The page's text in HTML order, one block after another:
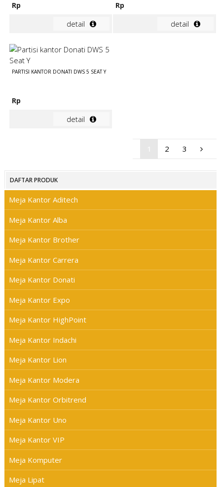
Rp
detail
Rp
detail
PARTISI KANTOR DONATI DWS 5 SEAT Y
Rp
detail
2 3
DAFTAR PRODUK
Meja Kantor Aditech
Meja Kantor Alba
Meja Kantor Brother
Meja Kantor Carrera
Meja Kantor Donati
Meja Kantor Expo
Meja Kantor HighPoint
Meja Kantor Indachi
Meja Kantor Lion
Meja Kantor Modera
Meja Kantor Orbitrend
Meja Kantor Uno
Meja Kantor VIP
Meja Komputer
Meja Lipat